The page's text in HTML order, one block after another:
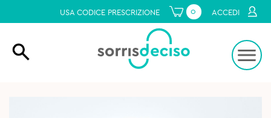
USA CODICE PRESCRIZIONE 0 ACCEDI